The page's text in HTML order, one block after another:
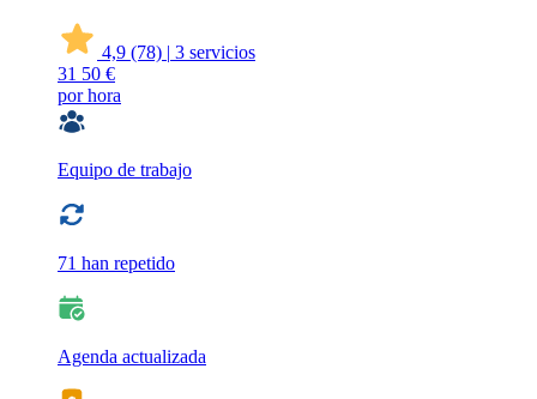
4,9 (78) | 3 servicios
31 50 €
por hora
Equipo de trabajo
71 han repetido
Agenda actualizada